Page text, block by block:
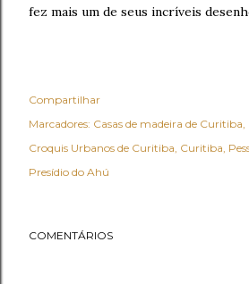
fez mais um de seus incríveis
Compartilhar
Marcadores: Casas de madeira de Curitiba
Croquis Urbanos de Curitiba Curitiba
Presídio do Ahú
COMENTÁRIOS